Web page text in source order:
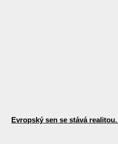
Evropský sen se stává